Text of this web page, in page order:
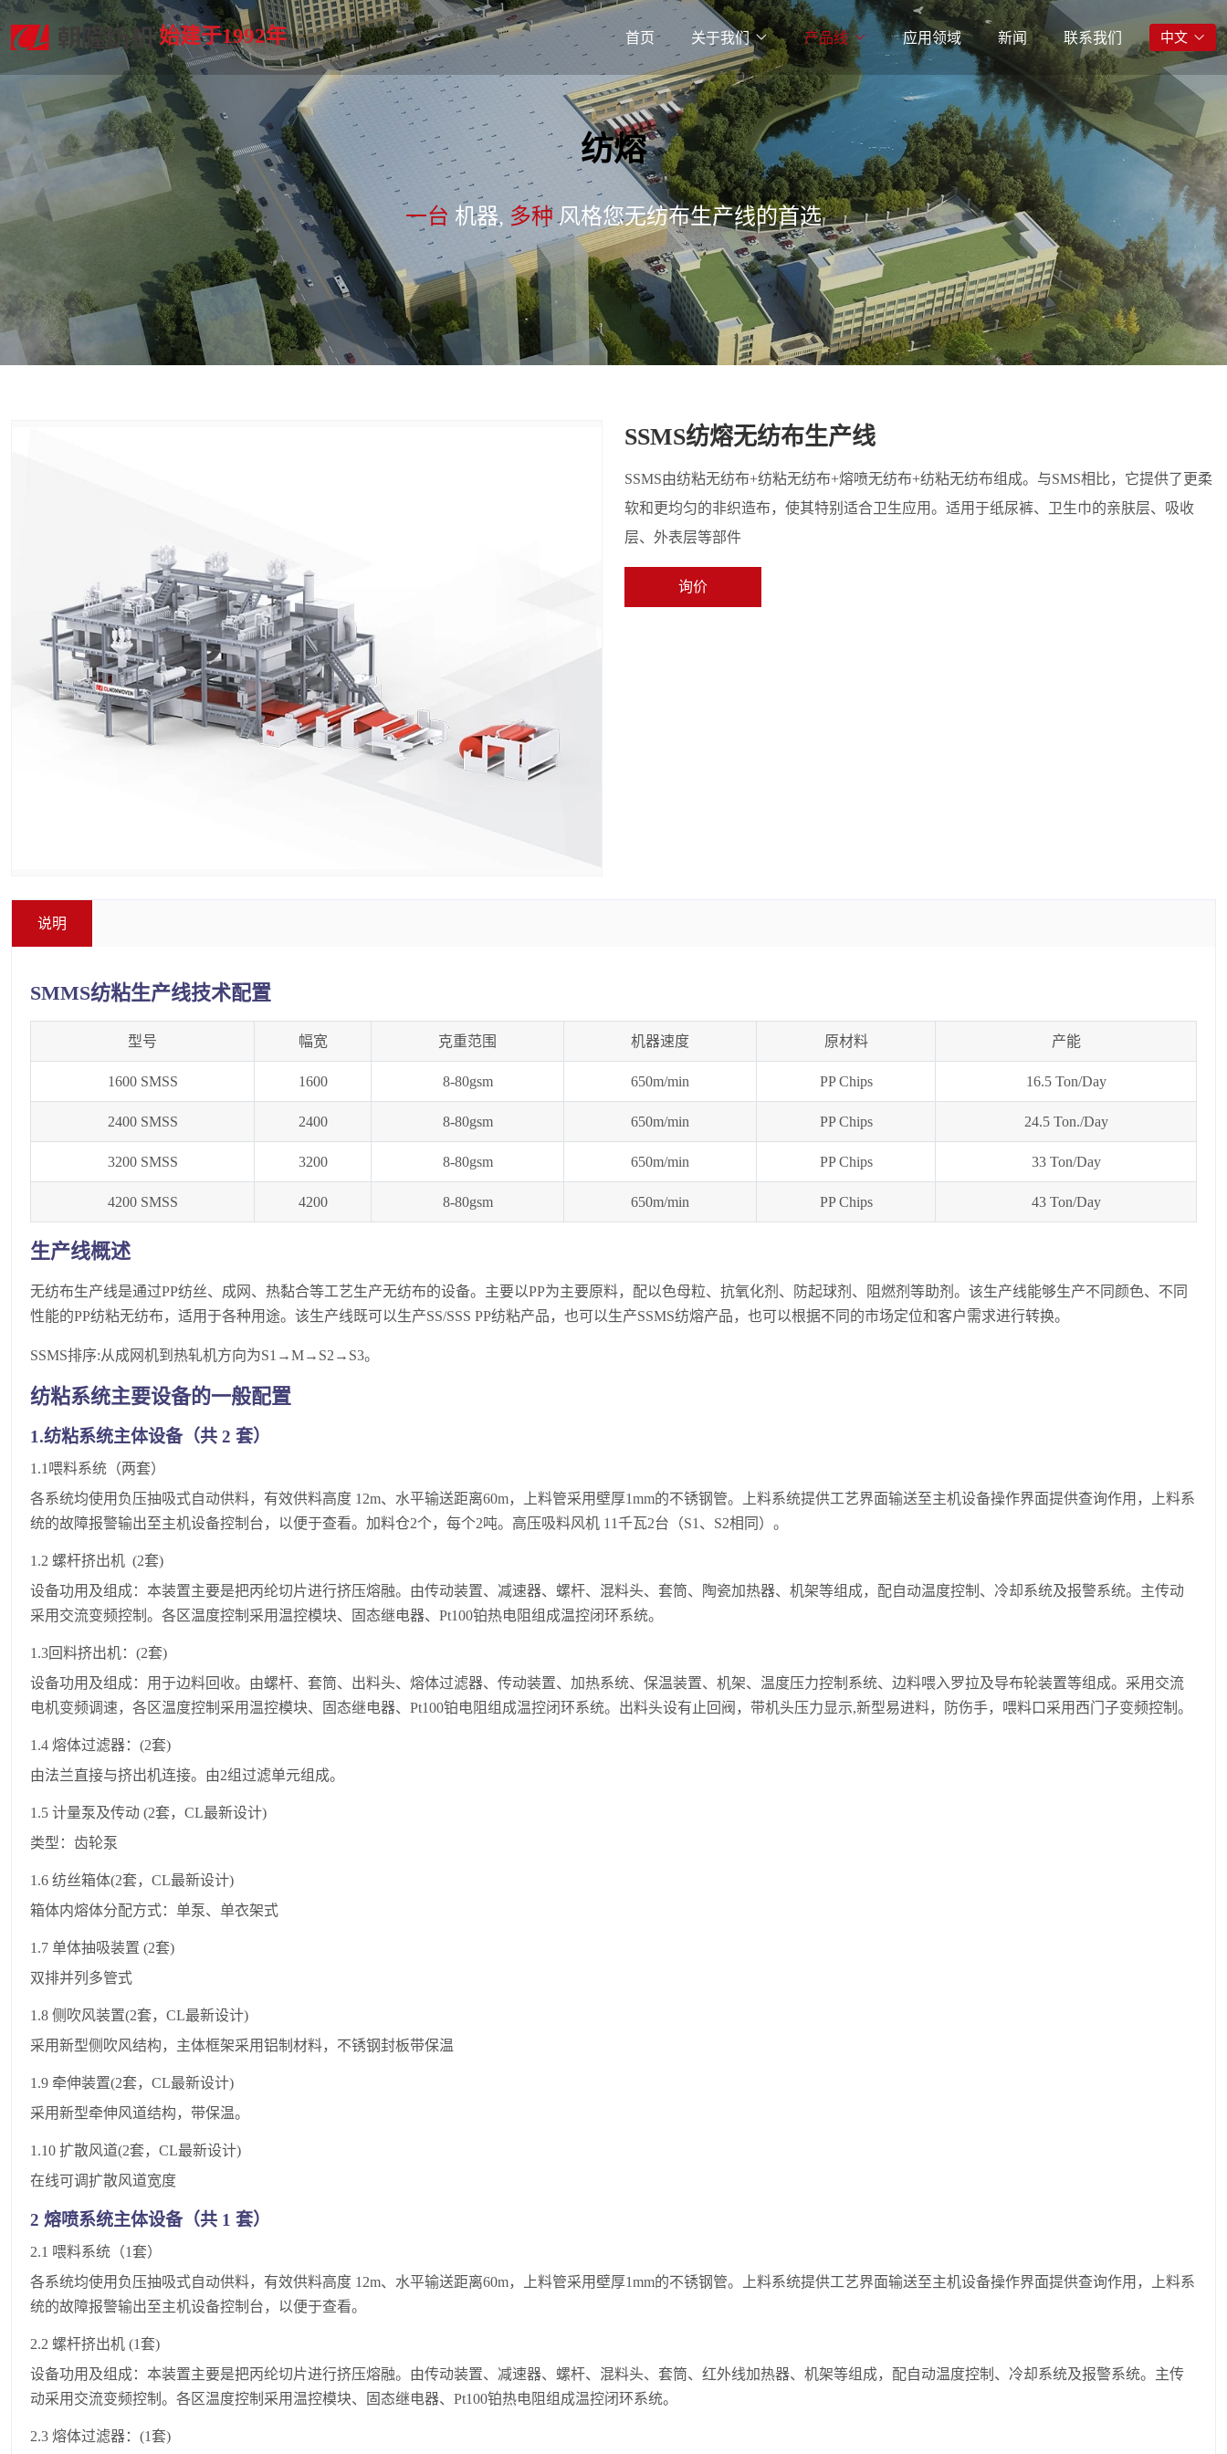
始建于1992年 中文
首页 关于我们 产品线 应用领域 新闻 联系我们
纺熔
一台 机器, 多种风格您无纺布生产线的首选
SSMS纺熔无纺布生产线
SSMS由纺粘无纺布+纺粘无纺布+熔喷无纺布+纺粘无纺布组成。与SMS相比，它提供了更柔
软和更均匀的非织造布，使其特别适合卫生应用。适用于纸尿裤、卫生巾的亲肤层、吸收
层、外表层等部件
询价
说明
SMMS纺粘生产线技术配置
型号 幅宽 克重范围 机器速度 原材料 产能
1600 SMSS 1600 8-80gsm 650m/min PP Chips 16.5 Ton/Day
2400 SMSS 2400 8-80gsm 650m/min PP Chips 24.5 Ton./Day
3200 SMSS 3200 8-80gsm 650m/min PP Chips 33 Ton/Day
4200 SMSS 4200 8-80gsm 650m/min PP Chips 43 Ton/Day
生产线概述
无纺布生产线是通过PP纺丝、成网、热黏合等工艺生产无纺布的设备。主要以PP为主要原料，配以色母粒、抗氧化剂、防起球剂、阻燃剂等助剂。该生产线能够生产不同颜色、不同
性能的PP纺粘无纺布，适用于各种用途。该生产线既可以生产SS/SSS PP纺粘产品，也可以生产SSMS纺熔产品，也可以根据不同的市场定位和客户需求进行转换。
SSMS排序:从成网机到热轧机方向为S1→M→S2→S3。
纺粘系统主要设备的一般配置
1.纺粘系统主体设备（共 2 套）
1.1喂料系统（两套）
各系统均使用负压抽吸式自动供料，有效供料高度 12m、水平输送距离60m，上料管采用壁厚1mm的不锈钢管。上料系统提供工艺界面输送至主机设备操作界面提供查询作用，上料系
统的故障报警输出至主机设备控制台，以便于查看。加料仓2个，每个2吨。高压吸料风机 11千瓦2台（S1、S2相同）。
1.2 螺杆挤出机 (2套)
设备功用及组成：本装置主要是把丙纶切片进行挤压熔融。由传动装置、减速器、螺杆、混料头、套筒、陶瓷加热器、机架等组成，配自动温度控制、冷却系统及报警系统。主传动
采用交流变频控制。各区温度控制采用温控模块、固态继电器、Pt100铂热电阻组成温控闭环系统。
1.3回料挤出机：(2套)
设备功用及组成：用于边料回收。由螺杆、套筒、出料头、熔体过滤器、传动装置、加热系统、保温装置、机架、温度压力控制系统、边料喂入罗拉及导布轮装置等组成。采用交流
电机变频调速，各区温度控制采用温控模块、固态继电器、Pt100铂电阻组成温控闭环系统。出料头设有止回阀，带机头压力显示,新型易进料，防伤手，喂料口采用西门子变频控制。
1.4 熔体过滤器：(2套)
由法兰直接与挤出机连接。由2组过滤单元组成。
1.5 计量泵及传动 (2套，CL最新设计)
类型：齿轮泵
1.6 纺丝箱体(2套，CL最新设计)
箱体内熔体分配方式：单泵、单衣架式
1.7 单体抽吸装置 (2套)
双排并列多管式
1.8 侧吹风装置(2套，CL最新设计)
采用新型侧吹风结构，主体框架采用铝制材料，不锈钢封板带保温
1.9 牵伸装置(2套，CL最新设计)
采用新型牵伸风道结构，带保温。
1.10 扩散风道(2套，CL最新设计)
在线可调扩散风道宽度
2 熔喷系统主体设备（共 1 套）
2.1 喂料系统（1套）
各系统均使用负压抽吸式自动供料，有效供料高度 12m、水平输送距离60m，上料管采用壁厚1mm的不锈钢管。上料系统提供工艺界面输送至主机设备操作界面提供查询作用，上料系
统的故障报警输出至主机设备控制台，以便于查看。
2.2 螺杆挤出机 (1套)
设备功用及组成：本装置主要是把丙纶切片进行挤压熔融。由传动装置、减速器、螺杆、混料头、套筒、红外线加热器、机架等组成，配自动温度控制、冷却系统及报警系统。主传
动采用交流变频控制。各区温度控制采用温控模块、固态继电器、Pt100铂热电阻组成温控闭环系统。
2.3 熔体过滤器：(1套)